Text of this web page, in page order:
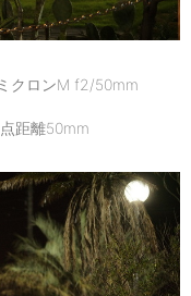
ロンM f2/50mm
距離50mm